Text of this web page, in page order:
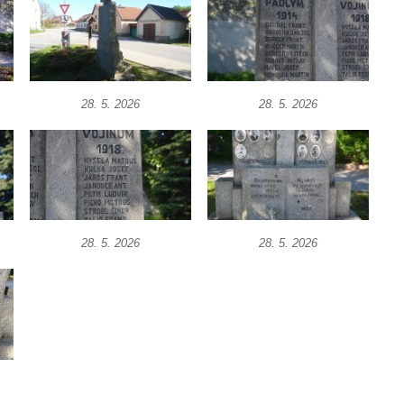
28. 5. 2026 28. 5. 2026
28. 5. 2026 28. 5. 2026